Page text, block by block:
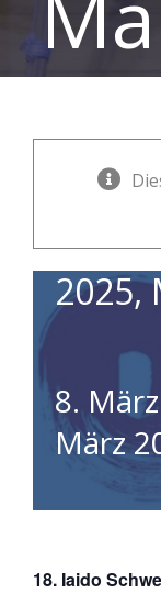
18.
2025,
8.
März
18. Iaido